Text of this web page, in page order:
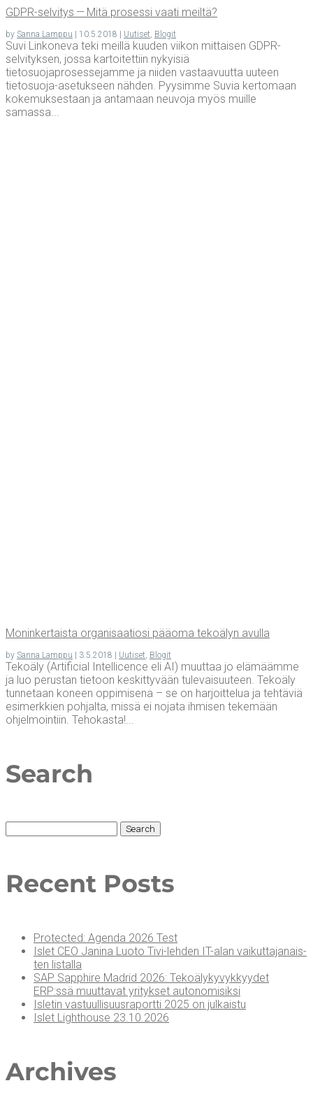
GDPR-sel­vi­tys — Mitä pro­ses­si vaa­ti meiltä?
by Sanna Lamppu | 10.5.2018 | Uutiset Blogit
Suvi Linkoneva teki meillä kuuden viikon mittaisen GDPR-
selvityksen, jossa kartoitettiin nykyisiä
tietosuojaprosessejamme ja niiden vastaavuutta uuteen
tietosuoja-asetukseen nähden. Pyysimme Suvia kertomaan
kokemuksestaan ja antamaan neuvoja myös muille
samassa...
Monin­ker­tais­ta orga­ni­saa­tio­si pää­oma teko­ä­lyn avulla
by Sanna Lamppu | 3.5.2018 | Uutiset Blogit
Tekoäly (Artificial Intellicence eli AI) muuttaa jo elämäämme
ja luo perustan tietoon keskittyvään tulevaisuuteen. Tekoäly
tunnetaan koneen oppimisena – se on harjoittelua ja tehtäviä
esimerkkien pohjalta, missä ei nojata ihmisen tekemään
ohjelmointiin. Tehokasta!...
Search
for:
Recent Posts
Pro­tec­ted: Agen­da 2026 Test
Islet CEO Jani­na Luo­to Tivi-leh­den IT-alan vai­kut­ta­ja­nais­
ten listalla
SAP Sapp­hi­re Madrid 2026: Teko­ä­ly­ky­vyk­kyy­det
ERP:ssä muut­ta­vat yri­tyk­set autonomisiksi
Isle­tin vas­tuul­li­suus­ra­port­ti 2025 on julkaistu
Islet Light­house 23.10.2026
Arc­hi­ves